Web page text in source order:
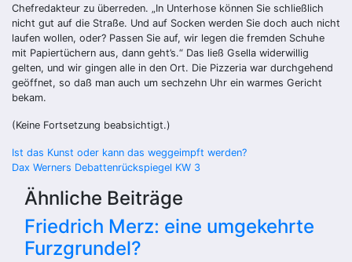
Chefredakteur zu überreden. „In Unterhose können Sie schließlich
nicht gut auf die Straße. Und auf Socken werden Sie doch auch nicht
laufen wollen, oder? Passen Sie auf, wir legen die fremden Schuhe
mit Papiertüchern aus, dann geht’s.“ Das ließ Gsella widerwillig
gelten, und wir gingen alle in den Ort. Die Pizzeria war durchgehend
geöffnet, so daß man auch um sechzehn Uhr ein warmes Gericht
bekam.
(Keine Fortsetzung beabsichtigt.)
Beitragsnavigation
Ist das Kunst oder kann das weggeimpft werden?
Dax Werners Debattenrückspiegel KW 3
Ähnliche Beiträge
Friedrich Merz: eine umgekehrte
Furzgrundel?